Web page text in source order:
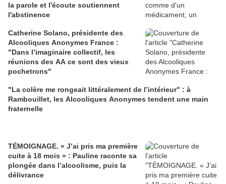
la parole et l'écoute soutiennent
l'abstinence
Catherine Solano, présidente des
Alcooliques Anonymes France :
"Dans l’imaginaire collectif, les
réunions des AA ce sont des vieux
pochetrons"
"La colère me rongeait littéralement de l’intérieur" : à
Rambouillet, les Alcooliques Anonymes tendent une main
fraternelle
TÉMOIGNAGE. « J’ai pris ma première
cuite à 18 mois » : Pauline raconte sa
plongée dans l’alcoolisme, puis la
délivrance